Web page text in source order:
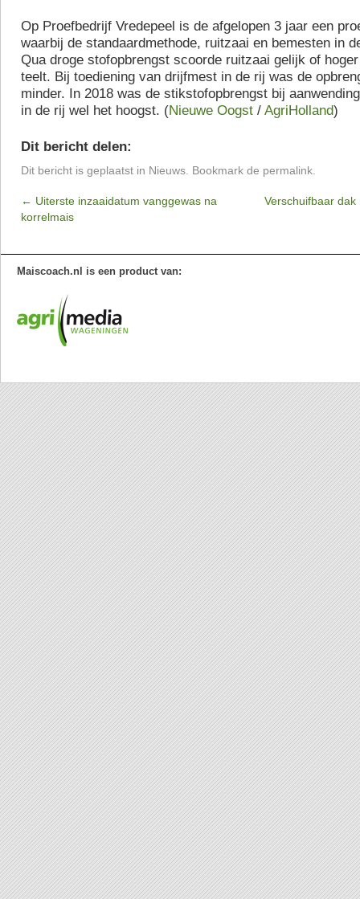
Op Proefbedrijf Vredepeel is de afgelopen 3 jaar een
waarbij de standaardmethode, ruitzaai en bemesten in
Qua droge stofopbrengst scoorde ruitzaai gelijk of
teelt. Bij toediening van drijfmest in de rij was de
minder. In 2018 was de stikstofopbrengst bij
in de rij wel het hoogst. (Nieuwe Oogst / AgriHolland)
Dit bericht delen:
Dit bericht is geplaatst in Nieuws . Bookmark de permalink
← Uiterste inzaaidatum vanggewas na
korrelmais
Verschuifbaar
Maiscoach.nl is een product van: